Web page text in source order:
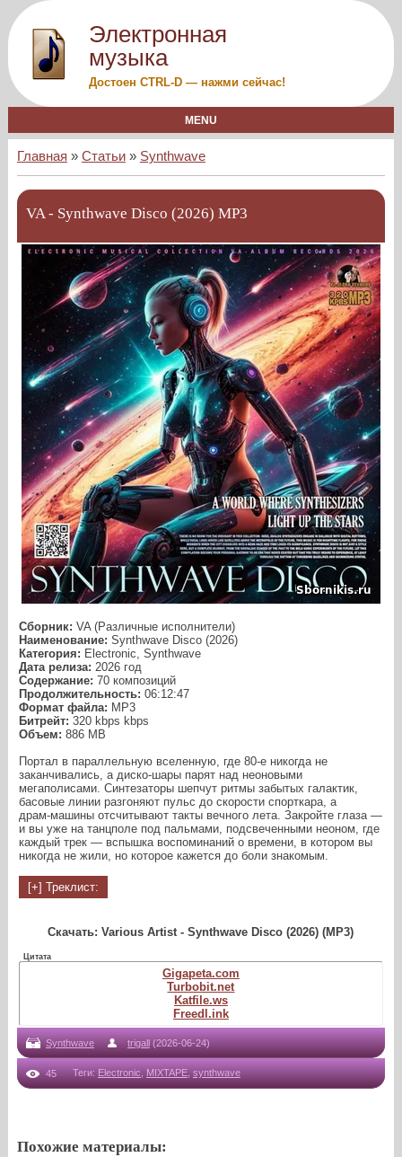
Электронная
музыка
Достоен CTRL-D — нажми сейчас!
MENU
Главная » Статьи » Synthwave
VA - Synthwave Disco (2026) MP3
Сборник: VA (Различные исполнители)
Наименование: Synthwave Disco (2026)
Категория: Electronic, Synthwave
Дата релиза: 2026 год
Содержание: 70 композиций
Продолжительность: 06:12:47
Формат файла: MP3
Битрейт: 320 kbps kbps
Объем: 886 МB
Портал в параллельную вселенную, где 80‑е никогда не
заканчивались, а диско-шары парят над неоновыми
мегаполисами. Синтезаторы шепчут ритмы забытых галактик,
басовые линии разгоняют пульс до скорости спорткара, а
драм‑машины отсчитывают такты вечного лета. Закройте глаза —
и вы уже на танцполе под пальмами, подсвеченными неоном, где
каждый трек — вспышка воспоминаний о времени, в котором вы
никогда не жили, но которое кажется до боли знакомым.
Скачать: Various Artist - Synthwave Disco (2026) (MP3)
Цитата
Gigapeta.com
Turbobit.net
Katfile.ws
Freedl.ink
Synthwave trigall (2026-06-24)
45 Теги: Electronic,MIXTAPE,synthwave
Похожие материалы: